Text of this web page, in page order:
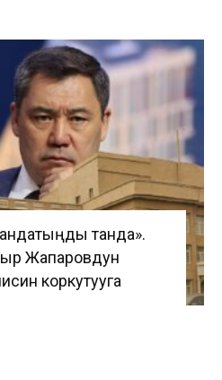
танда».
Жапаровдун
коркутууга